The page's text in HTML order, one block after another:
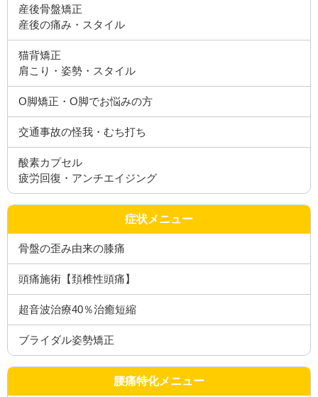
産後骨盤矯正
産後の痛み・スタイル
猫背矯正
肩こり・姿勢・スタイル
O脚矯正・O脚でお悩みの方
交通事故の怪我・むち打ち
酸素カプセル
疲労回復・アンチエイジング
症状メニュー
骨盤の歪み由来の膝痛
頭痛施術【頚椎性頭痛】
超音波治療40％治癒短縮
ブライダル姿勢矯正
腰痛特化メニュー